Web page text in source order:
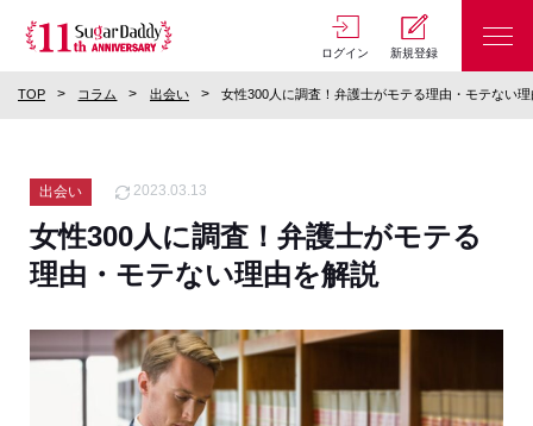
ログイン 新規登録
TOP コラム 出会い 女性300人に調査！弁護士がモテる理由・モテない
出会い 2023.03.13
女性300人に調査！弁護士がモテる
理由・モテない理由を解説